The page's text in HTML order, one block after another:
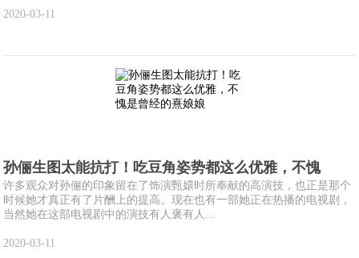
2020-03-11
孙俪生图太能抗打！吃豆角姿势都这么优雅，不愧
许多观众对孙俪的印象留在了饰演甄嬛时所奉献的高演技，也正是那个
时候她才真正有了片酬上的提高。现在也有一部她正在热播的电视剧，
当然她在这部电视剧中的演技有人褒有人...
2020-03-11